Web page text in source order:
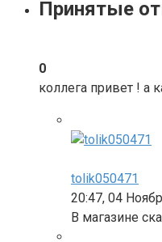
Принятые
0
коллега привет ! а
tolik050471
20:47, 04
В магазине